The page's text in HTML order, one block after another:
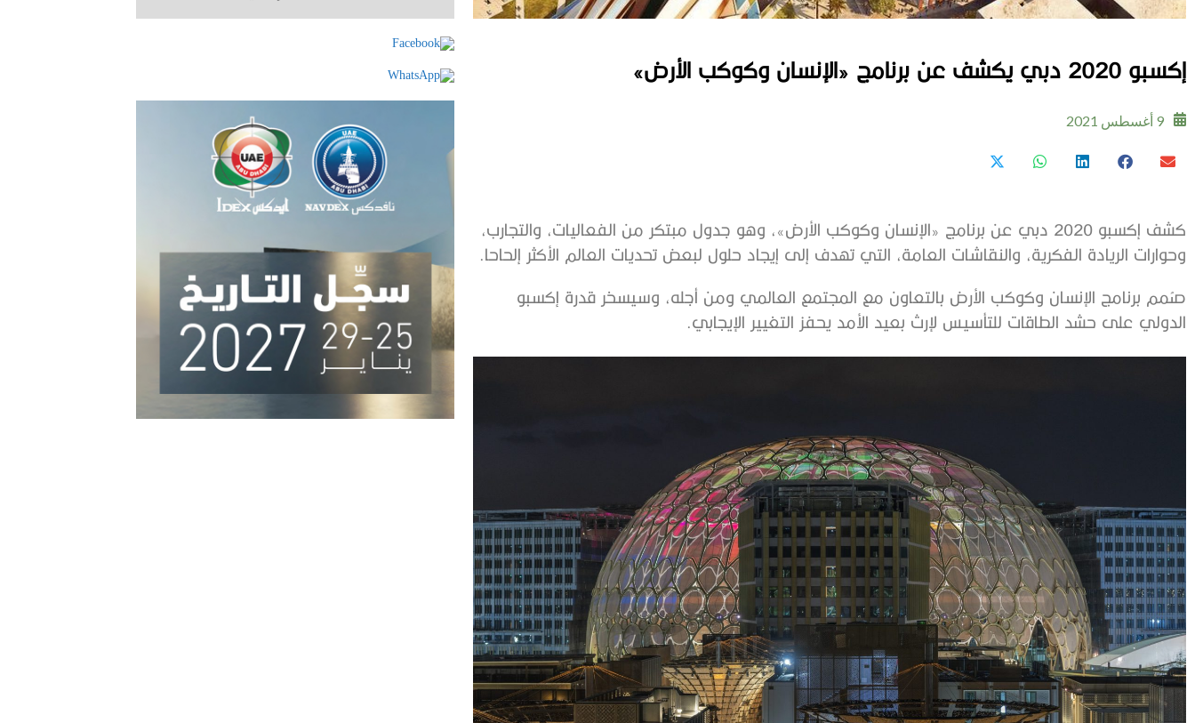
إكسبو 2020 دبي يكشف عن برنامج «الإنسان وكوكب الأرض»
9 أغسطس 2021
كشف إكسبو 2020 دبي عن برنامج «الإنسان وكوكب الأرض»، وهو جدول مبتكر من الفعاليات، والتجارب،
وحوارات الريادة الفكرية، والنقاشات العامة، التي تهدف إلى إيجاد حلول لبعض تحديات العالم الأكثر إلحاحا.
صُمم برنامج الإنسان وكوكب الأرض بالتعاون مع المجتمع العالمي ومن أجله، وسيسخر قدرة إكسبو
الدولي على حشد الطاقات للتأسيس لإرث بعيد الأمد يحفز التغيير الإيجابي.